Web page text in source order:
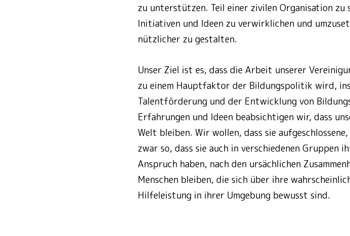
zu unterstützen. Teil einer zivilen Organisation
Initiativen und Ideen zu verwirklichen und
nützlicher zu gestalten.
Unser Ziel ist es, dass die Arbeit unserer
zu einem Hauptfaktor der Bildungspolitik wird,
Talentförderung und der Entwicklung von
Erfahrungen und Ideen beabsichtigen wir, dass
Welt bleiben. Wir wollen, dass sie
zwar so, dass sie auch in verschiedenen Gruppen
Anspruch haben, nach den ursächlichen
Menschen bleiben, die sich über ihre
Hilfeleistung in ihrer Umgebung bewusst sind.